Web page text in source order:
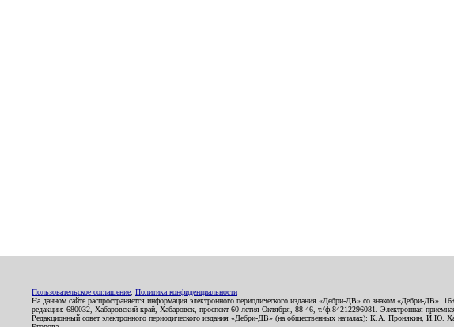
Пользовательское соглашение Политика конфиденциальности
На данном сайте распространяется информация электронного периодического издания «Дебри-ДВ» со знаком «Дебри-
редакции: 680032, Хабаровский край, Хабаровск, проспект 60-летия Октября, 88-46, т./ф.84212296081. Электронная
Редакционный совет электронного периодического издания «Дебри-ДВ» (на общественных началах): К.А.